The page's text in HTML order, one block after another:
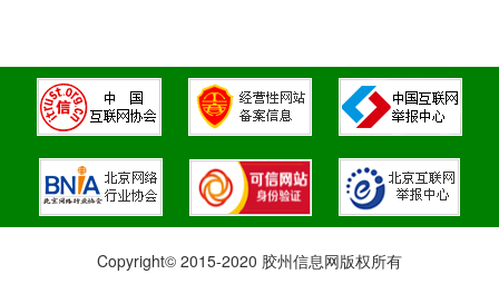
Copyright© 2015-2020 胶州信息网版权所有